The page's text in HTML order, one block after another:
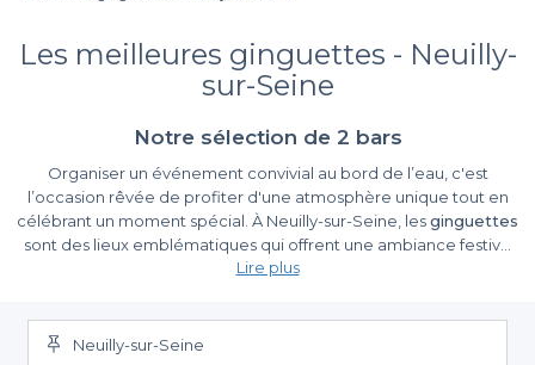
Les meilleures ginguettes - Neuilly-
sur-Seine
Notre sélection de 2 bars
Organiser un événement convivial au bord de l’eau, c'est
l’occasion rêvée de profiter d'une atmosphère unique tout en
célébrant un moment spécial. À Neuilly-sur-Seine, lesginguettes
sont des lieux emblématiques qui offrent une ambiance festive
et décontractée, idéale pour s’organiser des repas de groupe,
professionnels. Grâce à leur charme pittoresque et leur cadre
privilégié, ces établissements se prêtent parfaitement à toutes
Simplicité et diversité des offres
Chez Privateaser, nous simplifions la recherche de la guinguette
Lire plus
Neuilly-sur-Seine